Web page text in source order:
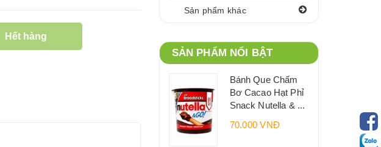
Hết hàng
Sản phẩm khác
SẢN PHẨM NỔI BẬT
Bánh Que Chấm
Bơ Cacao Hạt Phỉ
Snack Nutella & ...
70.000 VNĐ